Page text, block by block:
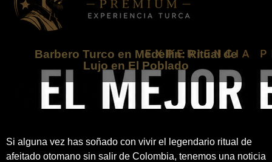
Barbero Turco en Medellín: Ritual de
Lujo en El Poblado
Si alguna vez has soñado con vivir el legendario ritual de
afeitado otomano sin salir de Colombia, tenemos una noticia